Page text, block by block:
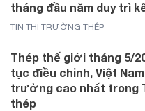
tháng đầu năm duy trì
TIN THỊ TRƯỜNG THÉP
Thép thế giới tháng 5/
tục điều chỉnh, Việt
trưởng cao nhất trong
thép